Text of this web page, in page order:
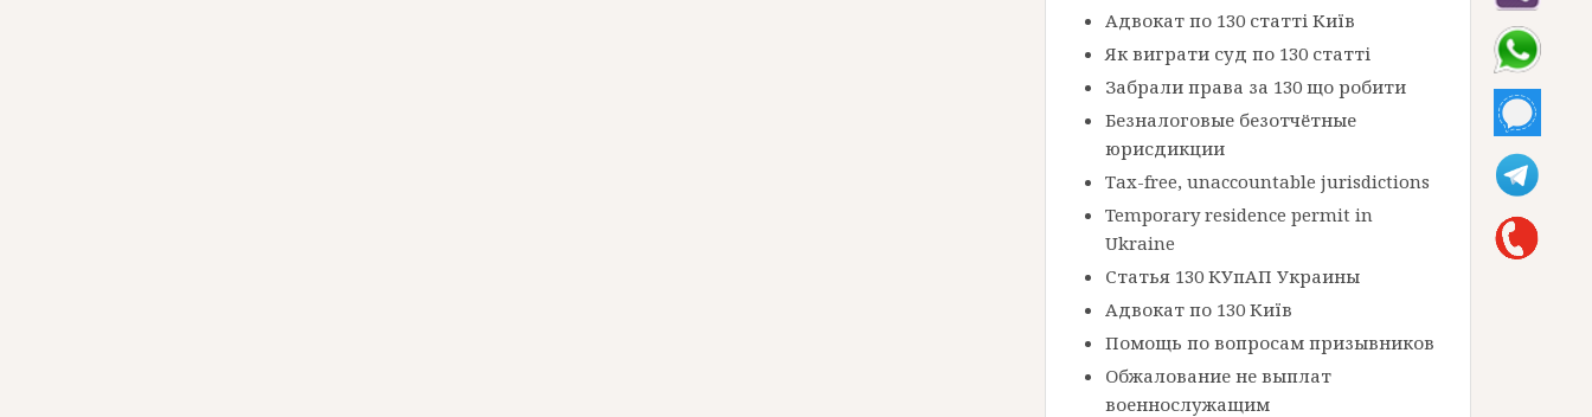
Адвокат по 130 статті Київ
Як виграти суд по 130 статті
Забрали права за 130 що робити
Безналоговые безотчётные
юрисдикции
Tax-free, unaccountable jurisdictions
Temporary residence permit in
Ukraine
Статья 130 КУпАП Украины
Адвокат по 130 Київ
Помощь по вопросам призывников
Обжалование не выплат
военнослужащим